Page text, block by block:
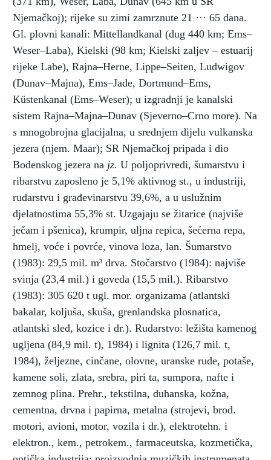
Njemačkoj); rijeke su zimi zamrznute 21 ··· 65 dana.
Gl. plovni kanali: Mittellandkanal (dug 440 km; Ems–
Weser–Laba), Kielski (98 km; Kielski zaljev – estuarij
rijeke Labe), Rajna–Herne, Lippe–Seiten, Ludwigov
(Dunav–Majna), Ems–Jade, Dortmund–Ems,
Küstenkanal (Ems–Weser); u izgradnji je kanalski
sistem Rajna–Majna–Dunav (Sjeverno–Crno more). Na
s mnogobrojna glacijalna, u srednjem dijelu vulkanska
jezera (njem. Maar); SR Njemačkoj pripada i dio
Bodenskog jezera na jz. U poljoprivredi, šumarstvu i
ribarstvu zaposleno je 5,1% aktivnog st., u industriji,
rudarstvu i građevinarstvu 39,6%, a u uslužnim
djelatnostima 55,3% st. Uzgajaju se žitarice (najviše
ječam i pšenica), krumpir, uljna repica, šećerna repa,
hmelj, voće i povrće, vinova loza, lan. Šumarstvo
(1983): 29,5 mil. m³ drva. Stočarstvo (1984): najviše
svinja (23,4 mil.) i goveda (15,5 mil.). Ribarstvo
(1983): 305 620 t ugl. mor. organizama (atlantski
bakalar, koljuša, skuša, grenlandska plosnatica,
atlantski sleđ, kozice i dr.). Rudarstvo: ležišta kamenog
ugljena (84,9 mil. t), 1984) i lignita (126,7 mil. t,
1984), željezne, cinčane, olovne, uranske rude, potaše,
kamene soli, zlata, srebra, piri ta, sumpora, nafte i
zemnog plina. Prehr., tekstilna, duhanska, kožna,
cementna, drvna i papirna, metalna (strojevi, brod.
motori, avioni, motor, vozila i dr.), elektrotehn. i
elektron., kem., petrokem., farmaceutska, kozmetička,